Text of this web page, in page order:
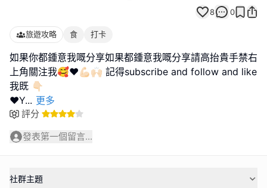
8 0
旅遊攻略 食 打卡
如果你都鍾意我嘅分享如果都鍾意我嘅分享請高抬貴手禁右
上角關注我🥰❤️💪🏻🙌🏻 記得subscribe and follow and like
我既 👇🏻
❤️Y... 更多
評分
發表第一個留言...
社群主題